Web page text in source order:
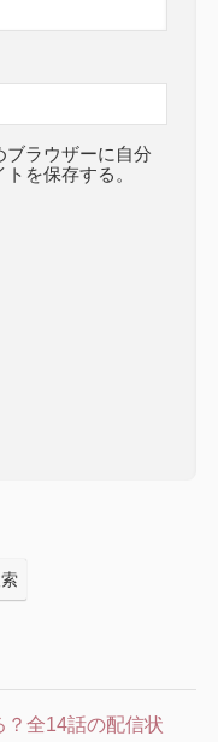
ブラウザーに自分
を保存する。
？全14話の配信状